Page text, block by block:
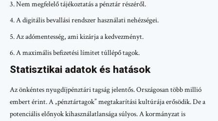
Nem megfelelő tájékoztatás a pénztár részéről.
A digitális bevallási rendszer használati nehézségei.
Az adómentesség, ami kizárja a kedvezményt.
A maximális befizetési límitet túllépő tagok.
Statisztikai adatok és hatások
Az önkéntes nyugdíjpénztári tagság jelentős. Országosan több millió
embert érint. A „pénztártagok” megtakarítási kultúrája erősödik. De a
potenciális előnyok kihasználatlansága súlyos. A kormányzat is